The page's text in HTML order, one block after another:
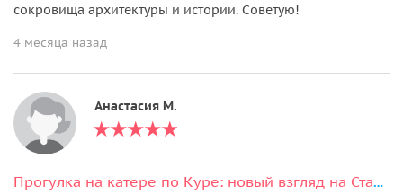
сокровища архитектуры и истории. Советую!
4 месяца назад
Анастасия М.
Прогулка на катере по Куре: новый взгляд на Старый город